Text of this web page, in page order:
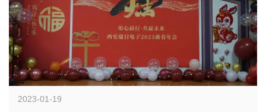
2023-01-19